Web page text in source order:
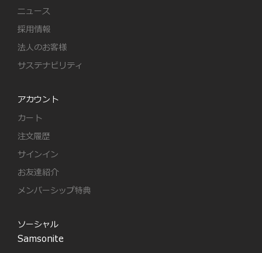
ニュース
採用情報
法人のお客様
サステナビリティ
アカウント
カート
注文履歴
サインイン
お友達紹介
メンバーシップ特典
ソーシャル
Samsonite